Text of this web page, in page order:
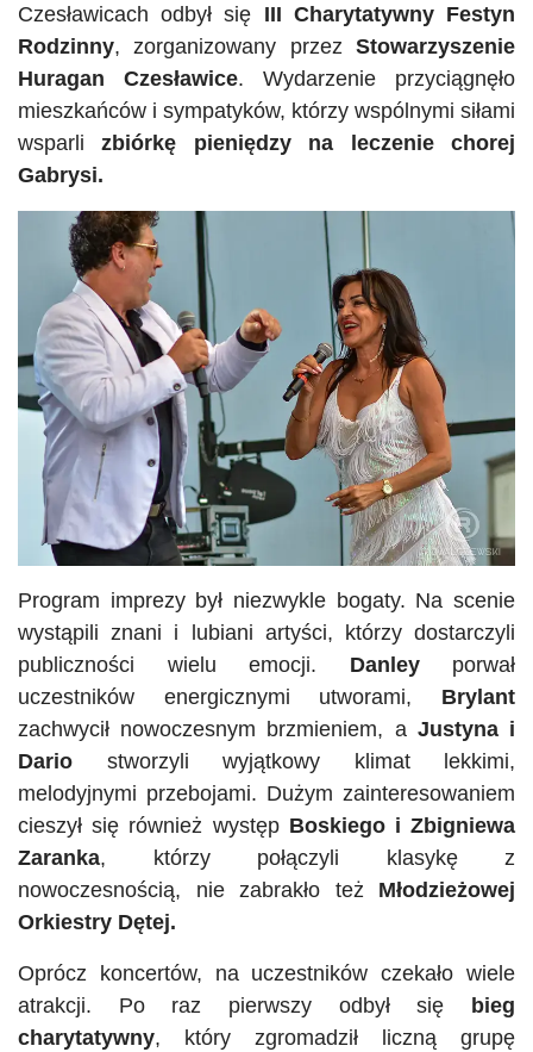
Czesławicach odbył się III Charytatywny Festyn
Rodzinny, zorganizowany przez Stowarzyszenie
Huragan Czesławice. Wydarzenie przyciągnęło
mieszkańców i sympatyków, którzy wspólnymi siłami
wsparlizbiórkę pieniędzy na leczenie chorej
Gabrysi.
Program imprezy był niezwykle bogaty. Na scenie
wystąpili znani i lubiani artyści, którzy dostarczyli
publiczności wielu emocji. Danleyporwał
uczestników energicznymi utworami, Brylant
zachwycił nowoczesnym brzmieniem, a Justyna i
Dario stworzyli wyjątkowy klimat lekkimi,
melodyjnymi przebojami. Dużym zainteresowaniem
cieszył się również występ Boskiego i Zbigniewa
Zaranka, którzy połączyli klasykę z
nowoczesnością, nie zabrakło też Młodzieżowej
Orkiestry Dętej.
Oprócz koncertów, na uczestników czekało wiele
atrakcji. Po raz pierwszy odbył się
bieg
charytatywny, który zgromadził liczną grupę